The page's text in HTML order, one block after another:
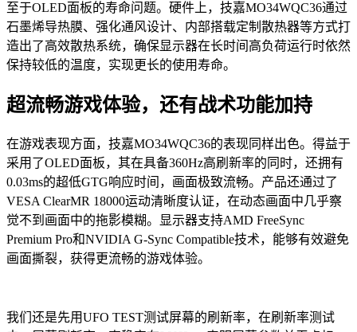
至于OLED面板的寿命问题。硬件上，技嘉MO34WQC36通过
石墨烯导热膜、强化通风设计、内部搭载定制散热器等方式打
造出了高效散热系统，确保显示器在长时间高负荷运行时依然
保持较低的温度，实现更长的使用寿命。
超流畅游戏体验，还有战术功能加持
在游戏表现方面，技嘉MO34WQC36的表现同样出色。得益于
采用了OLED面板，其在具备360Hz高刷新率的同时，还拥有
0.03ms的超低GTG响应时间，画面极致流畅。产品还通过了
VESA ClearMR 18000运动清晰度认证，在动态画面中几乎察
觉不到画面中的拖影模糊。显示器支持AMD FreeSync
Premium Pro和NVIDIA G-Sync Compatible技术，能够有效避免
画面撕裂，获得更流畅的游戏体验。
我们还是先用UFO TEST测试屏幕的刷新率，在刷新率测试